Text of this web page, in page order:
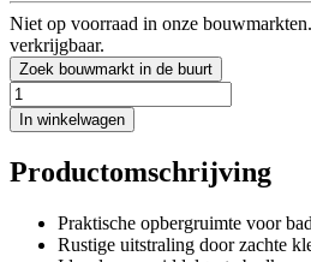
Niet op voorraad in onze
verkrijgbaar.
Zoek bouwmarkt in de buurt
In winkelwagen
Productomschrijving
Praktische opbergruimte voor
Rustige uitstraling door zachte